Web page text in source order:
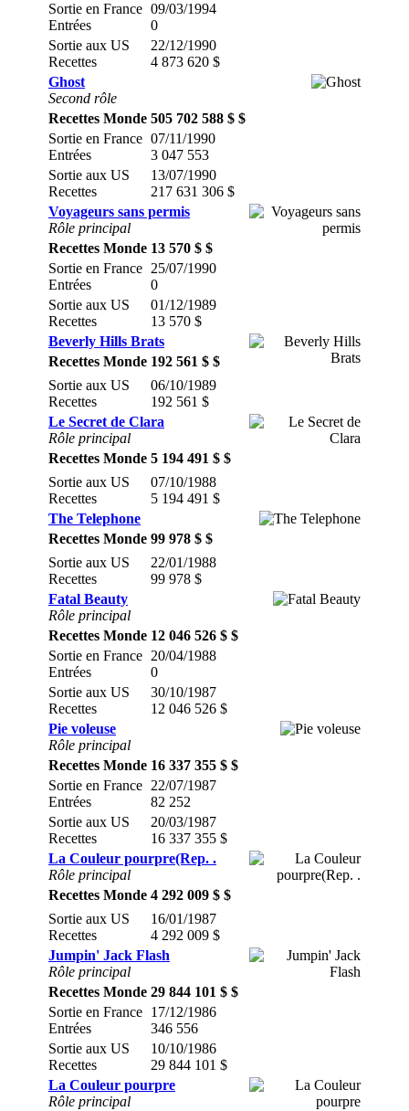
Sortie en France
Entrées
09/03/1994
0
Sortie aux US
Recettes
22/12/1990
4 873 620 $
Ghost
Second rôle
Recettes Monde 505 702 588 $ $
Sortie en France
Entrées
07/11/1990
3 047 553
Sortie aux US
Recettes
13/07/1990
217 631 306 $
Voyageurs sans permis
Rôle principal
Recettes Monde 13 570 $ $
Sortie en France
Entrées
25/07/1990
0
Sortie aux US
Recettes
01/12/1989
13 570 $
Beverly Hills Brats
Recettes Monde 192 561 $ $
Sortie aux US
Recettes
06/10/1989
192 561 $
Le Secret de Clara
Rôle principal
Recettes Monde 5 194 491 $ $
Sortie aux US
Recettes
07/10/1988
5 194 491 $
The Telephone
Recettes Monde 99 978 $ $
Sortie aux US
Recettes
22/01/1988
99 978 $
Fatal Beauty
Rôle principal
Recettes Monde 12 046 526 $ $
Sortie en France
Entrées
20/04/1988
0
Sortie aux US
Recettes
30/10/1987
12 046 526 $
Pie voleuse
Rôle principal
Recettes Monde 16 337 355 $ $
Sortie en France
Entrées
22/07/1987
82 252
Sortie aux US
Recettes
20/03/1987
16 337 355 $
La Couleur pourpre(Rep. .
Rôle principal
Recettes Monde 4 292 009 $ $
Sortie aux US
Recettes
16/01/1987
4 292 009 $
Jumpin' Jack Flash
Rôle principal
Recettes Monde 29 844 101 $ $
Sortie en France
Entrées
17/12/1986
346 556
Sortie aux US
Recettes
10/10/1986
29 844 101 $
La Couleur pourpre
Rôle principal